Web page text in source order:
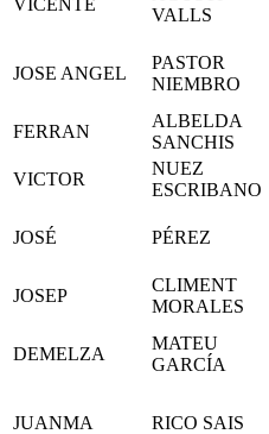
VICENTE
VALLS
JOSE ANGEL
PASTOR
NIEMBRO
FERRAN
ALBELDA
SANCHIS
VICTOR
NUEZ
ESCRIBANO
JOSÉ PÉREZ
JOSEP
CLIMENT
MORALES
DEMELZA
MATEU
GARCÍA
JUANMA RICO SAIS